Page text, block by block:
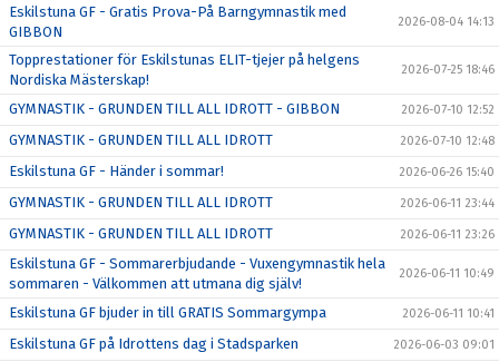
Eskilstuna GF - Gratis Prova-På Barngymnastik med
GIBBON
2026-08-04 14:13
Topprestationer för Eskilstunas ELIT-tjejer på helgens
Nordiska Mästerskap!
2026-07-25 18:46
GYMNASTIK - GRUNDEN TILL ALL IDROTT - GIBBON 2026-07-10 12:52
GYMNASTIK - GRUNDEN TILL ALL IDROTT 2026-07-10 12:48
Eskilstuna GF - Händer i sommar! 2026-06-26 15:40
GYMNASTIK - GRUNDEN TILL ALL IDROTT 2026-06-11 23:44
GYMNASTIK - GRUNDEN TILL ALL IDROTT 2026-06-11 23:26
Eskilstuna GF - Sommarerbjudande - Vuxengymnastik hela
sommaren - Välkommen att utmana dig själv!
2026-06-11 10:49
Eskilstuna GF bjuder in till GRATIS Sommargympa 2026-06-11 10:41
Eskilstuna GF på Idrottens dag i Stadsparken 2026-06-03 09:01